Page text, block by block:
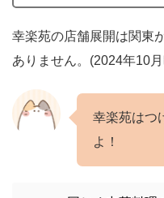
幸楽苑の店舗展開は関東
ありません。(2024年10
幸楽苑はつ
よ！